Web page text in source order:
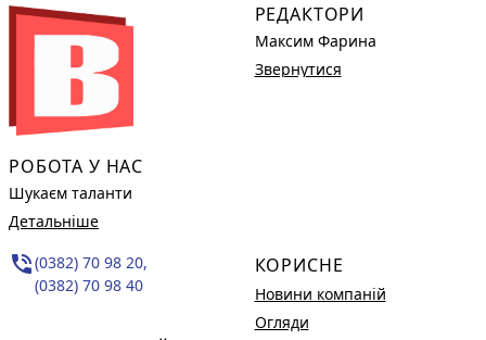
РОБОТА У НАС
Шукаєм таланти
Детальніше
phone_in_talk(0382) 70 98 20,
(0382) 70 98 40
РЕДАКТОРИ
Максим Фарина
Звернутися
КОРИСНЕ
Новини компаній
Огляди